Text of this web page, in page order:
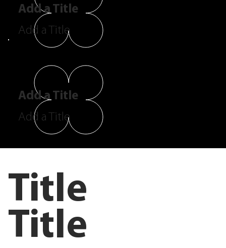
Add a Title
Add a Title
Add a Title
Add a Title
Title
Title